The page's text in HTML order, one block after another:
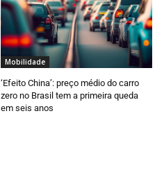
Mobilidade
‘Efeito China’: preço médio do carro
zero no Brasil tem a primeira queda
em seis anos